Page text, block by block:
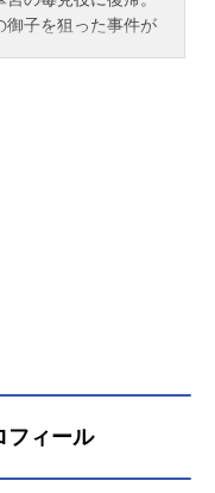
御子を狙った事件が
リーズ薬屋のひとり
7月4日（金）日本テ
フィール